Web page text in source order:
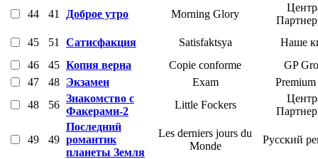
44 41 Доброе утро Morning Glory
45
51 Сатисфакция Satisfaktsya
Наше
46
45 Копия верна Copie conforme
GP
47
48 Экзамен Exam
48
56
Знакомство с
Факерами-2
Little Fockers
49 49
Последний
романтик
планеты Земля
Les derniers jours du
Monde
Русский